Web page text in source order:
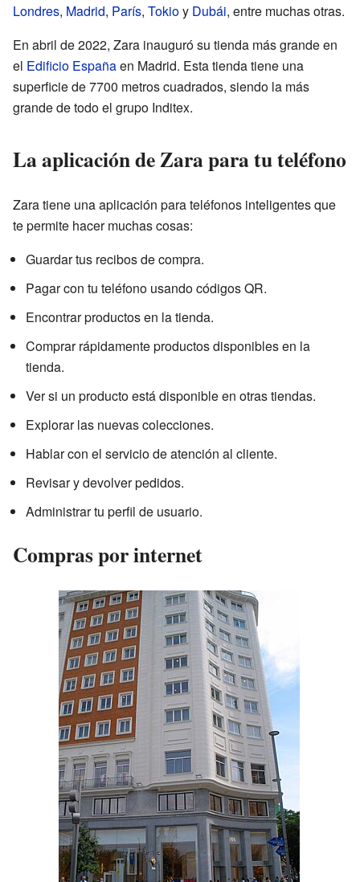
Londres, Madrid, París, Tokioy Dubái, entre muchas otras.
En abril de 2022, Zara inauguró su tienda más grande en
el Edificio Españaen Madrid. Esta tienda tiene una
superficie de 7700 metros cuadrados, siendo la más
grande de todo el grupo Inditex.
La aplicación de Zara para tu teléfono
Zara tiene una aplicación para teléfonos inteligentes que
te permite hacer muchas cosas:
Guardar tus recibos de compra.
Pagar con tu teléfono usando códigos QR.
Encontrar productos en la tienda.
Comprar rápidamente productos disponibles en la
tienda.
Ver si un producto está disponible en otras tiendas.
Explorar las nuevas colecciones.
Hablar con el servicio de atención al cliente.
Revisar y devolver pedidos.
Administrar tu perfil de usuario.
Compras por internet